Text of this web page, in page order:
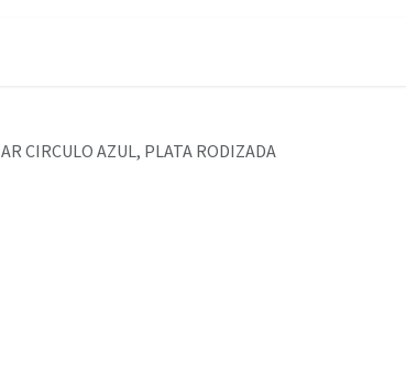
AR CIRCULO AZUL, PLATA RODIZADA